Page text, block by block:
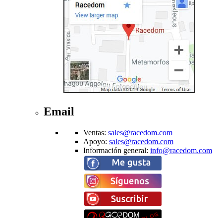
Email
Ventas: sales@racedom.com
Apoyo: sales@racedom.com
Información general: info@racedom.com